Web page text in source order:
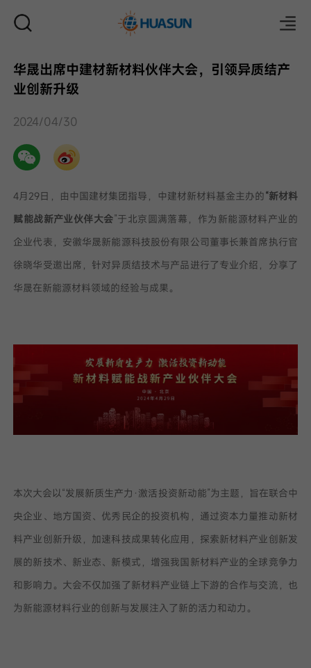
华晟出席中建材新材料伙伴大会，引领异质结产
业创新升级
2024/04/30
4月29日，由中国建材集团指导，中建材新材料基金主办的“新材料
赋能战新产业伙伴大会”于北京圆满落幕，作为新能源材料产业的
企业代表，安徽华晟新能源科技股份有限公司董事长兼首席执行官
徐晓华受邀出席，针对异质结技术与产品进行了专业介绍，分享了
华晟在新能源材料领域的经验与成果。
本次大会以“发展新质生产力·激活投资新动能”为主题，旨在联合中
央企业、地方国资、优秀民企的投资机构，通过资本力量推动新材
料产业创新升级，加速科技成果转化应用，探索新材料产业创新发
展的新技术、新业态、新模式，增强我国新材料产业的全球竞争力
和影响力。大会不仅加强了新材料产业链上下游的合作与交流，也
为新能源材料行业的创新与发展注入了新的活力和动力。